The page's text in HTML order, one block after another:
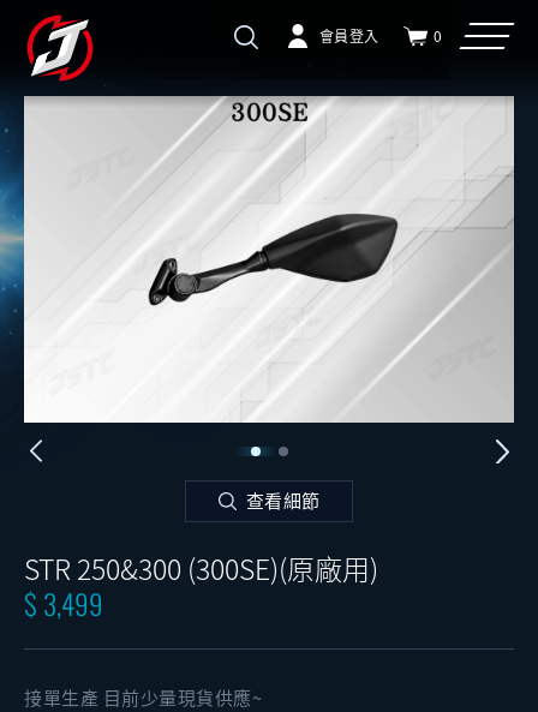
會員登入 0
查看細節
STR 250&300 (300SE)(原廠用)
$ 3,499
接單生產 目前少量現貨供應~